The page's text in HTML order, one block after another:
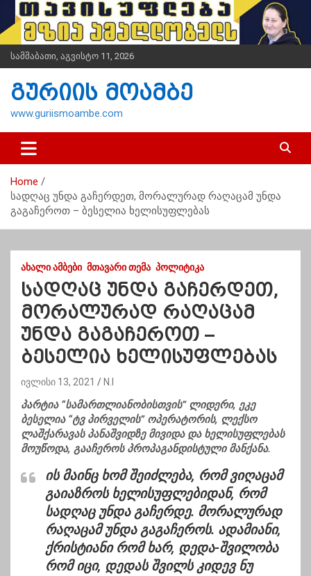
i
t
n
სამშაბათი, აგვისტო 11, 2026
გურიის მოამბე
www.guriismoambe.com
Home
სადღაც უნდა გაჩერდეთ, მორალურად რაღაცამ უნდა
გაგაჩეროთ – ბესელია ხელისუფლებას
ᲐᲮᲐᲚᲘ ᲐᲛᲑᲔᲑᲘ ᲛᲗᲐᲕᲐᲠᲘ ᲗᲔᲛᲐ ᲞᲝᲚᲘᲢᲘᲙᲐ
სადღაც უნდა გაჩერდეთ,
მორალურად რაღაცამ
უნდა გაგაჩეროთ –
ბესელია ხელისუფლებას
ივლისი 13, 2021 N.I
პარტია “სამართლიანობისთვის” ლიდერი, ეკე
ბესელია “ტვ პირველის” ოპერატორის, ლექსო
ლაშქარავას პანაშვიდზე მივიდა და ხელისუფლებას
მოუწოდა, გააჩეროს პროპაგანდისტული მანქანა.
ის მაინც ხომ შეიძლება, რომ ვიღაცამ
გაიაზროს ხელისუფლებიდან, რომ
სადღაც უნდა გაჩერდე. მორალურად
რაღაცამ უნდა გაგაჩეროს. ადამიანი,
ქრისტიანი რომ ხარ, დედა-შვილობა
რომ იცი, დედას შვილს კიდევ ნუ